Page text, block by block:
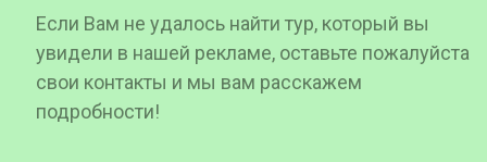
Если Вам не удалось найти тур, который вы
увидели в нашей рекламе, оставьте пожалуйста
свои контакты и мы вам расскажем
подробности!